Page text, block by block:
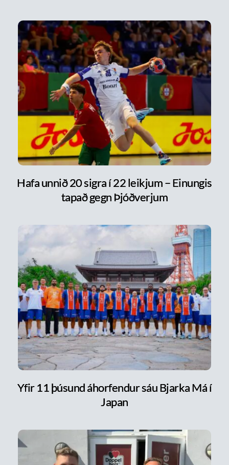
Hafa unnið 20 sigra í 22 leikjum – Einungis
tapað gegn Þjóðverjum
Yfir 11 þúsund áhorfendur sáu Bjarka Má í
Japan